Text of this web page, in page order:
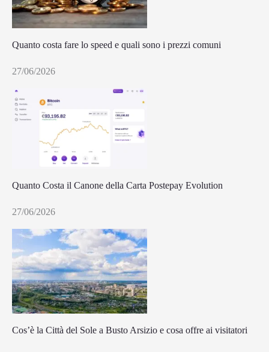
Quanto costa fare lo speed e quali sono i prezzi comuni
27/06/2026
Quanto Costa il Canone della Carta Postepay Evolution
27/06/2026
Cos’è la Città del Sole a Busto Arsizio e cosa offre ai visitatori